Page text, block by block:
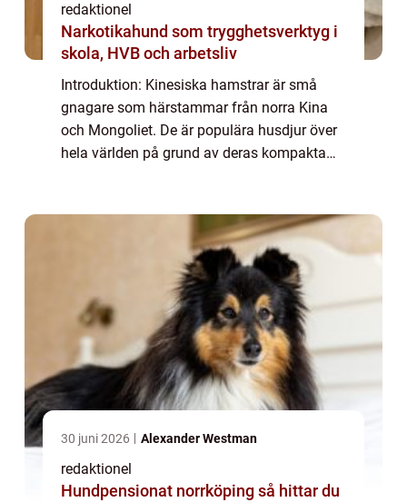
redaktionel
Narkotikahund som trygghetsverktyg i
skola, HVB och arbetsliv
Introduktion: Kinesiska hamstrar är små
gnagare som härstammar från norra Kina
och Mongoliet. De är populära husdjur över
hela världen på grund av deras kompakta
30 juni 2026 Alexander Westman
redaktionel
Hundpensionat norrköping så hittar du